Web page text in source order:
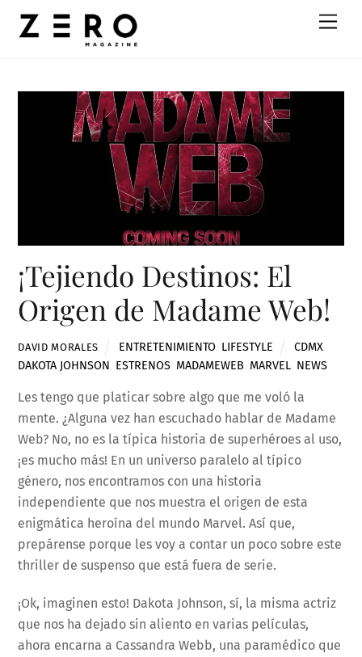
¡Tejiendo Destinos: El
Origen de Madame Web!
DAVID MORALES ENTRETENIMIENTO LIFESTYLE CDMX,
DAKOTA JOHNSON ESTRENOS MADAMEWEB MARVEL NEWS
Les tengo que platicar sobre algo que me voló la
mente. ¿Alguna vez han escuchado hablar de Madame
Web? No, no es la típica historia de superhéroes al uso,
¡es mucho más! En un universo paralelo al típico
género, nos encontramos con una historia
independiente que nos muestra el origen de esta
enigmática heroína del mundo Marvel. Así que,
prepárense porque les voy a contar un poco sobre este
thriller de suspenso que está fuera de serie.
¡Ok, imaginen esto! Dakota Johnson, sí, la misma actriz
que nos ha dejado sin aliento en varias películas,
ahora encarna a Cassandra Webb, una paramédico que